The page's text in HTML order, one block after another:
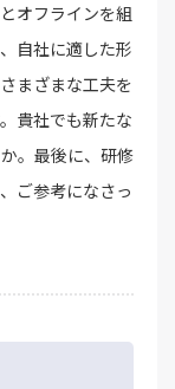
オフラインを組
自社に適した形
まざまな工夫を
貴社でも新たな
。最後に、研修
ご参考になさっ